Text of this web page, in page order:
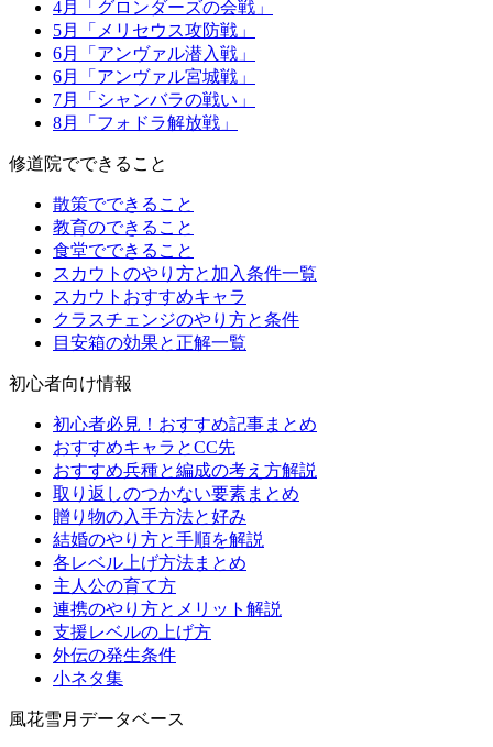
4月「グロンダーズの会戦」
5月「メリセウス攻防戦」
6月「アンヴァル潜入戦」
6月「アンヴァル宮城戦」
7月「シャンバラの戦い」
8月「フォドラ解放戦」
修道院でできること
散策でできること
教育のできること
食堂でできること
スカウトのやり方と加入条件一覧
スカウトおすすめキャラ
クラスチェンジのやり方と条件
目安箱の効果と正解一覧
初心者向け情報
初心者必見！おすすめ記事まとめ
おすすめキャラとCC先
おすすめ兵種と編成の考え方解説
取り返しのつかない要素まとめ
贈り物の入手方法と好み
結婚のやり方と手順を解説
各レベル上げ方法まとめ
主人公の育て方
連携のやり方とメリット解説
支援レベルの上げ方
外伝の発生条件
小ネタ集
風花雪月データベース